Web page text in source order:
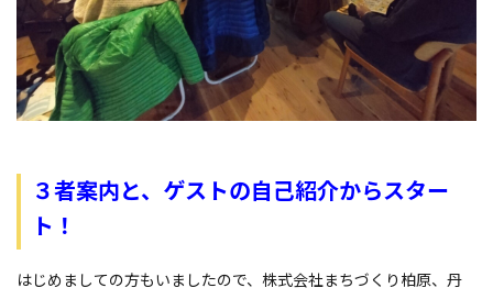
３者案内と、ゲストの自己紹介からスター
ト！
はじめましての方もいましたので、株式会社まちづくり柏原、丹